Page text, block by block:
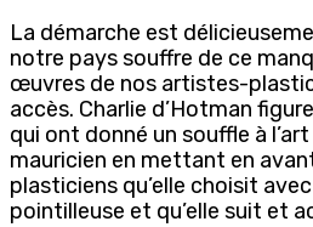
La démarche est
notre pays souffre de ce
œuvres de nos artistes-
accès. Charlie d’Hotman
qui ont donné un souffle à
mauricien en mettant en
plasticiens qu’elle choisit
pointilleuse et qu’elle suit et